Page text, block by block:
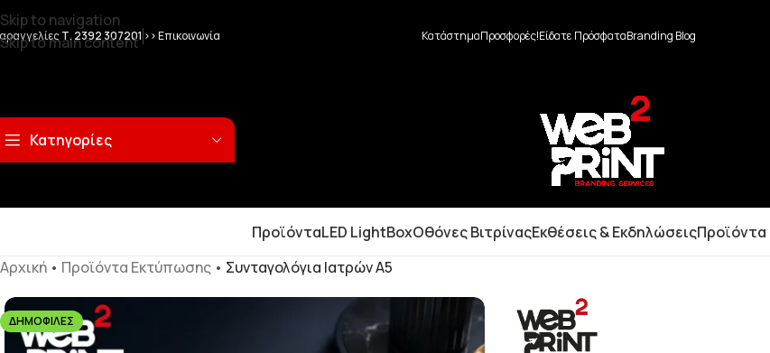
Skip to navigation
Skip to main content
Τ. 2392 307201 >> Επικοινωνία ΚατάστημαΠροσφορές!Είδατε ΠρόσφαταBranding Blog
Κατηγορίες
ΠροϊόνταLED LightBoxΟθόνες ΒιτρίναςΕκθέσεις & Εκδηλώσεις
Αρχική • Προϊόντα Εκτύπωσης • Συνταγολόγια Ιατρών Α5
ΔΗΜΟΦΙΛΈΣ